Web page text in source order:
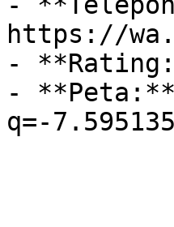
https://
-
- **Peta:**